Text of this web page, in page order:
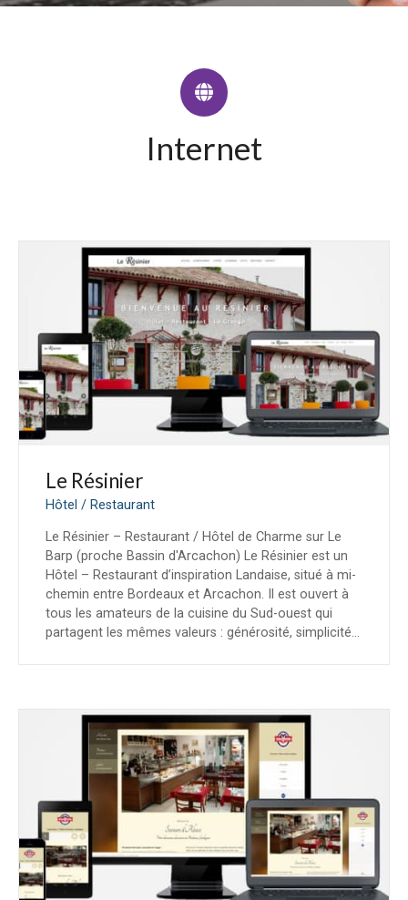
Internet
Le Résinier
Hôtel / Restaurant
Le Résinier – Restaurant / Hôtel de Charme sur Le
Barp (proche Bassin d'Arcachon) Le Résinier est un
Hôtel – Restaurant d’inspiration Landaise, situé à mi-
chemin entre Bordeaux et Arcachon. Il est ouvert à
tous les amateurs de la cuisine du Sud-ouest qui
partagent les mêmes valeurs : générosité, simplicité…